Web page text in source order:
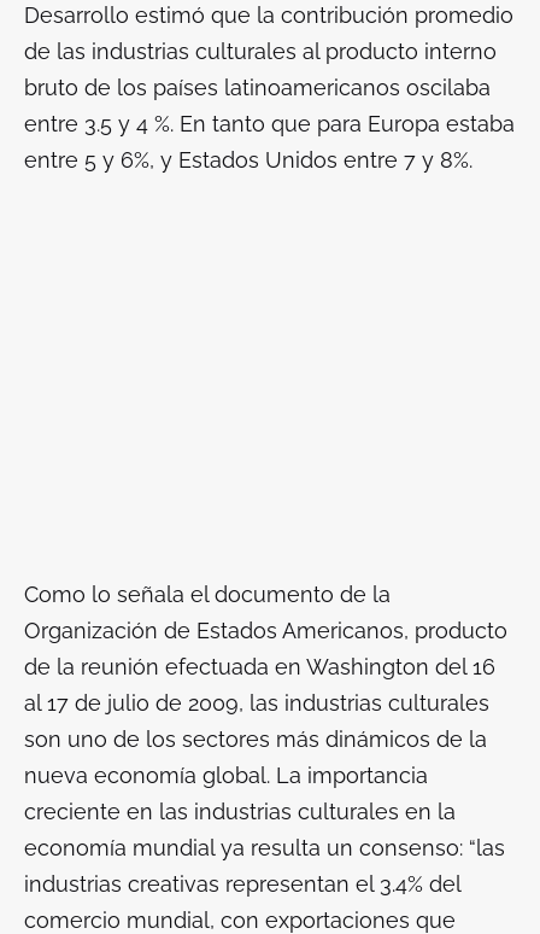
Desarrollo estimó que la contribución promedio
de las industrias culturales al producto interno
bruto de los países latinoamericanos oscilaba
entre 3.5 y 4 %. En tanto que para Europa estaba
entre 5 y 6%, y Estados Unidos entre 7 y 8%.
Como lo señala el documento de la
Organización de Estados Americanos, producto
de la reunión efectuada en Washington del 16
al 17 de julio de 2009, las industrias culturales
son uno de los sectores más dinámicos de la
nueva economía global. La importancia
creciente en las industrias culturales en la
economía mundial ya resulta un consenso: “las
industrias creativas representan el 3.4% del
comercio mundial, con exportaciones que